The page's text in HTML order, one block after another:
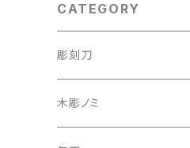
CATEGORY
彫刻刀
彫刻刀セット
木彫ノミ